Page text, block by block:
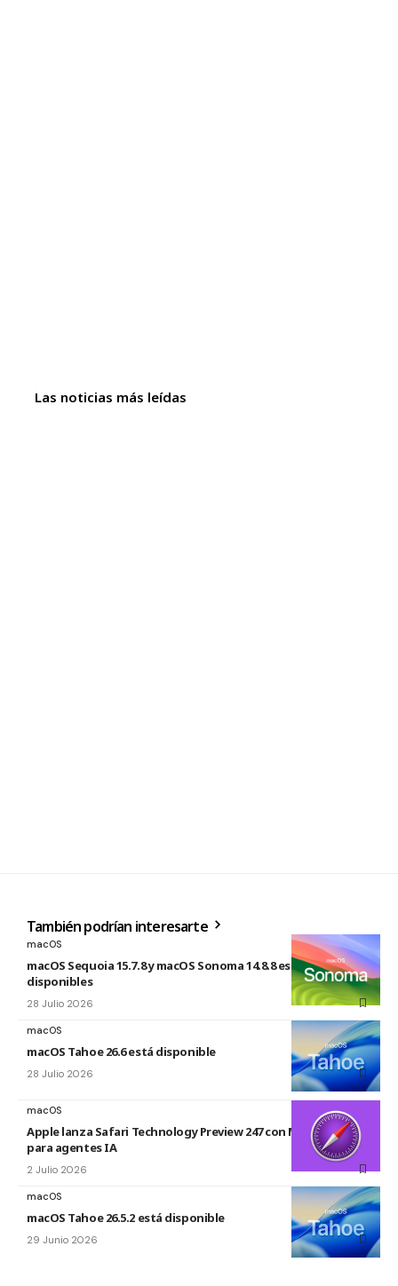
Las noticias más leídas
También podrían interesarte
macOS
macOS Sequoia 15.7.8 y macOS Sonoma 14.8.8 están
disponibles
28 Julio 2026
macOS
macOS Tahoe 26.6 está disponible
28 Julio 2026
macOS
Apple lanza Safari Technology Preview 247 con MCP Server
para agentes IA
2 Julio 2026
macOS
macOS Tahoe 26.5.2 está disponible
29 Junio 2026